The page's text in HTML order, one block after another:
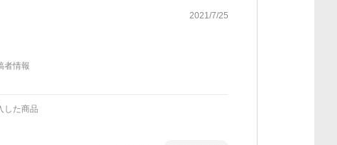
2021/7/25
者情報
した商品